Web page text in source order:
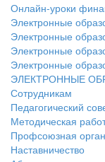
Онлайн-уроки
Электронные
Электронные
Электронные
Электронные
ЭЛЕКТРОННЫЕ
Сотрудникам
Педагогический
Методическая
Профсоюзная
Наставничество